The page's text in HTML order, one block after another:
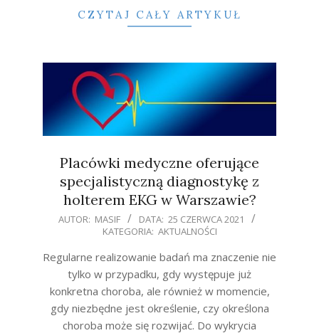
CZYTAJ CAŁY ARTYKUŁ
Placówki medyczne oferujące
specjalistyczną diagnostykę z
holterem EKG w Warszawie?
2021-
25
AUTOR: MASIF DATA: 25 CZERWCA 2021
KATEGORIA: AKTUALNOŚCI
Regularne realizowanie badań ma znaczenie nie
tylko w przypadku, gdy występuje już
konkretna choroba, ale również w momencie,
gdy niezbędne jest określenie, czy określona
choroba może się rozwijać. Do wykrycia